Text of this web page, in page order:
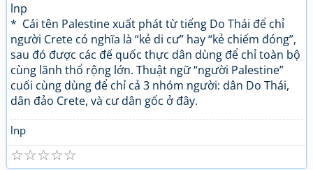
lnp
* Cái tên Palestine xuất phát từ tiếng Do Thái để chỉ
người Crete có nghĩa là “kẻ di cư” hay “kẻ chiếm đóng”,
sau đó được các đế quốc thực dân dùng để chỉ toàn bộ
cùng lãnh thổ rộng lớn. Thuật ngữ “người Palestine”
cuối cùng dùng để chỉ cả 3 nhóm người: dân Do Thái,
dân đảo Crete, và cư dân gốc ở đây.
lnp
☆
☆
☆
☆
☆